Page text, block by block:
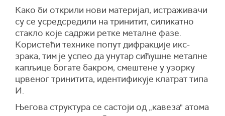
Како би открили нови материјал, истраживачи
су се усредсредили на тринитит, силикатно
стакло које садржи ретке металне фазе.
Користећи технике попут дифракције икс-
зрака, тим је успео да унутар сићушне металне
капљице богате бакром, смештене у узорку
црвеног тринитита, идентификује клатрат типа
И.
Његова структура се састоји од „кавеза" атома